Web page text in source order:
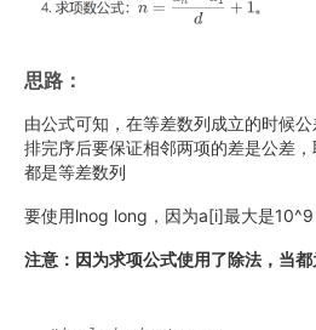
思路：
由公式可知，在等差数列成立的时候
排完序后要保证相邻两项的差是公差
都是等差数列
要使用lnog long，因为a[i]最大是
注意：因为求项公式使用了除法，当